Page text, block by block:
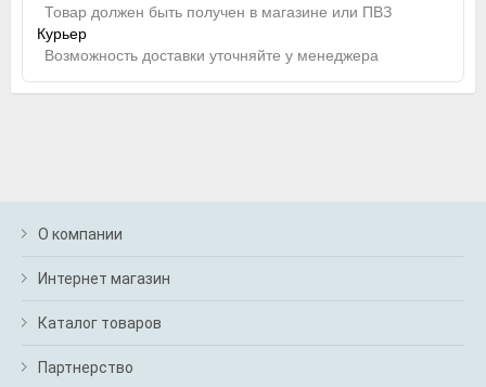
Товар должен быть получен в магазине или ПВЗ
Курьер
Возможность доставки уточняйте у менеджера
О компании
Интернет магазин
Каталог товаров
Партнерство